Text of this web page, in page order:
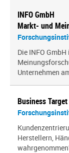
INFO GmbH
Markt- und
Die INFO
Unternehmen
Business
Herstellern,